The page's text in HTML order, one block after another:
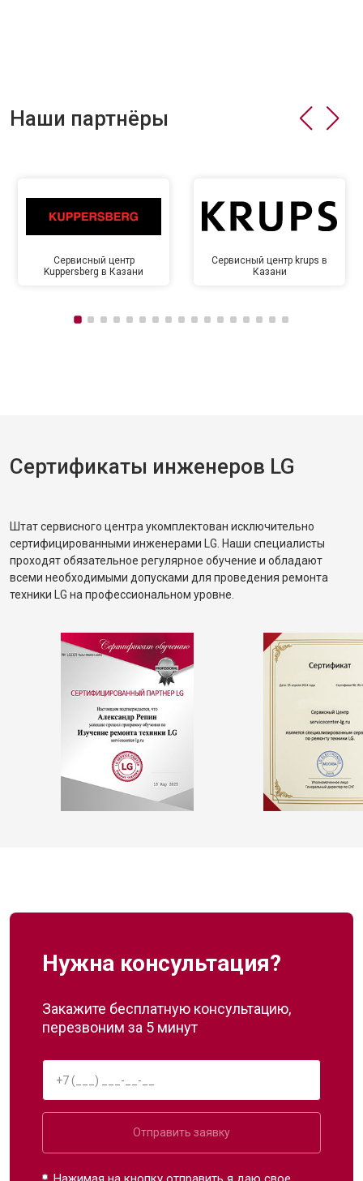
Наши партнёры
Сервисный центр
Kuppersberg в Казани
Сервисный центр krups в
Казани
Сертификаты инженеров LG
Штат сервисного центра укомплектован исключительно
сертифицированными инженерами LG. Наши специалисты
проходят обязательное регулярное обучение и обладают
всеми необходимыми допусками для проведения ремонта
техники LG на профессиональном уровне.
Нужна консультация?
Закажите бесплатную консультацию,
перезвоним за 5 минут
Отправить заявку